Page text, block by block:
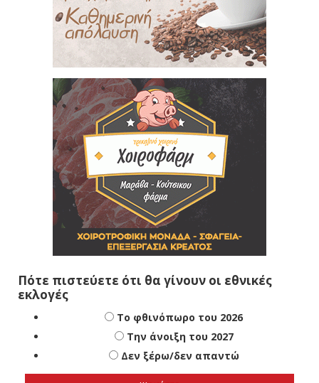
Πότε πιστεύετε ότι θα γίνουν οι εθνικές
εκλογές